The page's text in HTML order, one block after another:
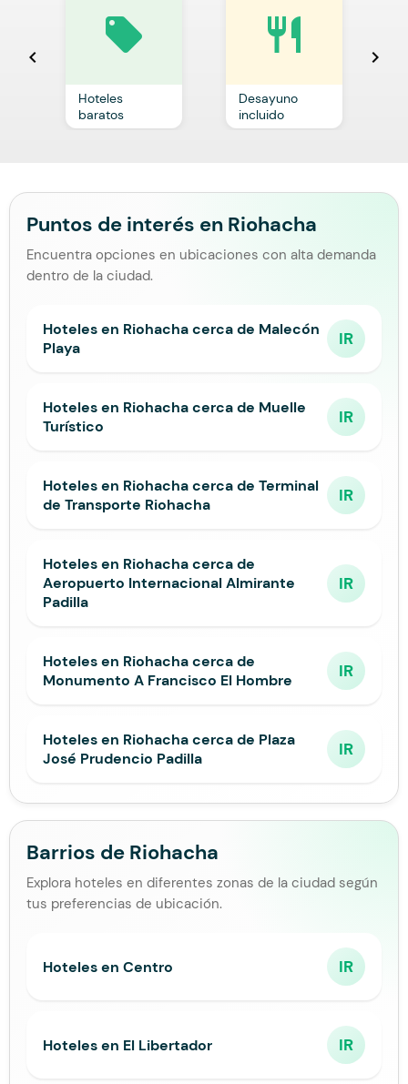
chevron_left
local_offer
Hoteles
baratos
restaurant
Desayuno
incluido
chevron_right
Puntos de interés en Riohacha
Encuentra opciones en ubicaciones con alta demanda
dentro de la ciudad.
Hoteles en Riohacha cerca de Malecón
Playa
IR
Hoteles en Riohacha cerca de Muelle
Turístico
IR
Hoteles en Riohacha cerca de Terminal
de Transporte Riohacha
IR
Hoteles en Riohacha cerca de
Aeropuerto Internacional Almirante
Padilla
IR
Hoteles en Riohacha cerca de
Monumento A Francisco El Hombre
IR
Hoteles en Riohacha cerca de Plaza
José Prudencio Padilla
IR
Barrios de Riohacha
Explora hoteles en diferentes zonas de la ciudad según
tus preferencias de ubicación.
Hoteles en Centro IR
Hoteles en El Libertador IR